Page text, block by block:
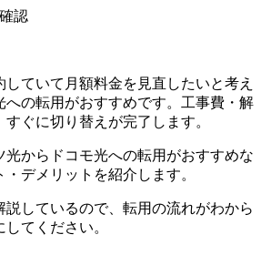
認
ていて月額料金を見直したいと考え
への転用がおすすめです。工事費・解
ぐに切り替えが完了します。
光からドコモ光への転用がおすすめな
デメリットを紹介します。
しているので、転用の流れがわから
てください。